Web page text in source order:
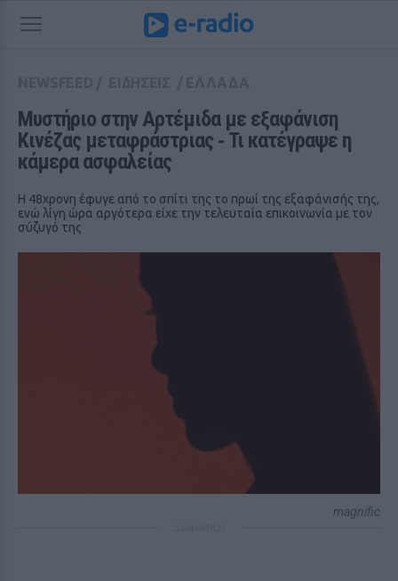
Μυστήριο στην Αρτέμιδα με εξαφάνιση
Κινέζας μεταφράστριας ‑ Τι κατέγραψε η
κάμερα ασφαλείας
Η 48χρονη έφυγε από το σπίτι της το πρωί της εξαφάνισής της,
ενώ λίγη ώρα αργότερα είχε την τελευταία επικοινωνία με τον
σύζυγό της
magnific